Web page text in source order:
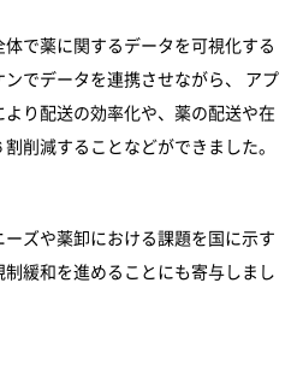
で薬に関するデータを可視化する
でデータを連携させながら、 アプ
り配送の効率化や、薬の配送や在
削減することなどができました。
ズや薬卸における課題を国に示す
緩和を進めることにも寄与しまし